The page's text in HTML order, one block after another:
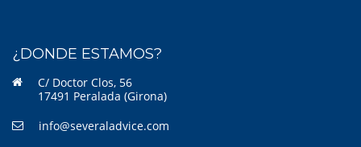
¿DONDE ESTAMOS?
C/ Doctor Clos, 56
17491 Peralada (Girona)
info@severaladvice.com